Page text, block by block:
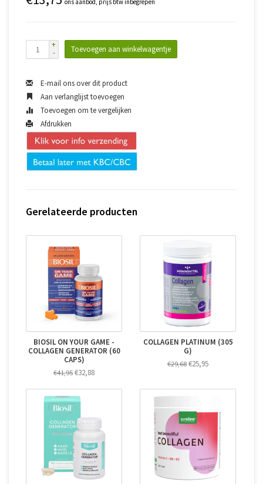
ons aanbod, prijs btw inbegrepen
+
-
Toevoegen aan winkelwagentje
E-mail ons over dit product
Aan verlanglijst toevoegen
Toevoegen om te vergelijken
Afdrukken
Gerelateerde producten
BIOSIL ON YOUR GAME -
COLLAGEN GENERATOR (60
CAPS)
€41,95 €32,88
COLLAGEN PLATINUM (305
G)
€29,68 €25,95